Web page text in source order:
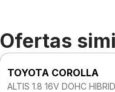
Ofertas
TOYOTA COROLLA